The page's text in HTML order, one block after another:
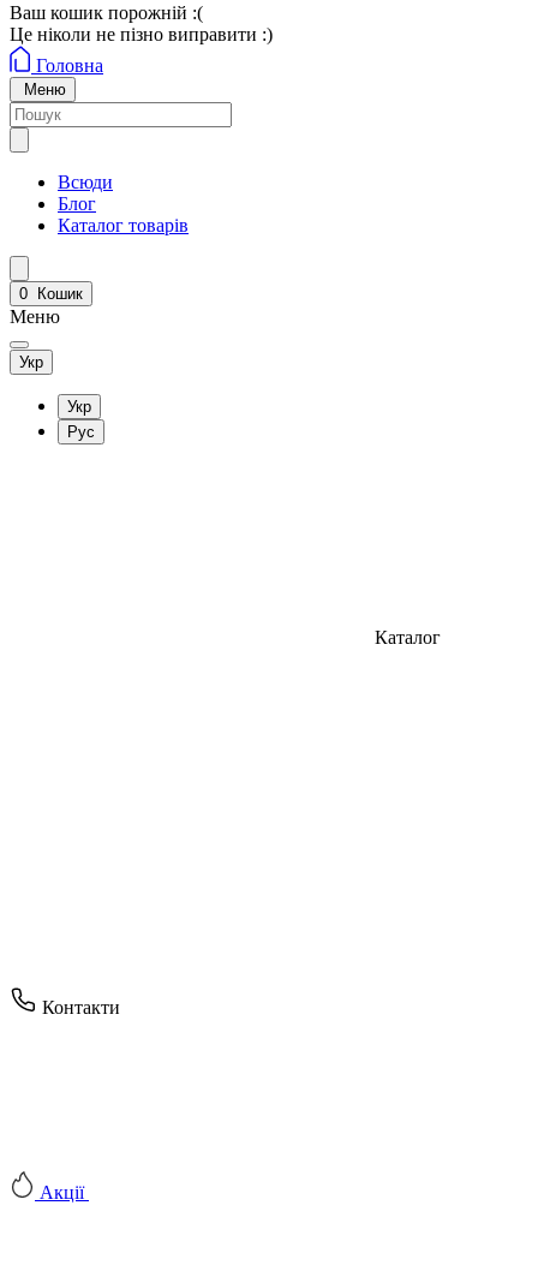
Ваш кошик порожній :(
Це ніколи не пізно виправити :)
Головна
Меню
Всюди
Блог
Каталог товарів
0 Кошик
Меню
Укр
Укр
Рус
Каталог
Контакти
Акції